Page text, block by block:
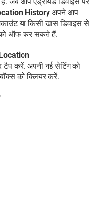
History अपने आप
या किसी खास डिवाइस से
को ऑफ कर सकते हैं.
Location
टैप करें. अपनी नई सेटिंग को
को क्लियर करें.